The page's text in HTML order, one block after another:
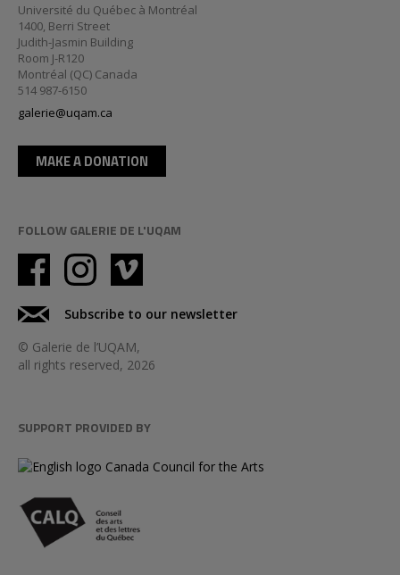
Université du Québec à Montréal
1400, Berri Street
Judith-Jasmin Building
Room J-R120
Montréal (QC) Canada
514 987-6150
galerie@uqam.ca
MAKE A DONATION
FOLLOW GALERIE DE L'UQAM
Subscribe to our newsletter
© Galerie de l’UQAM,
all rights reserved, 2026
SUPPORT PROVIDED BY